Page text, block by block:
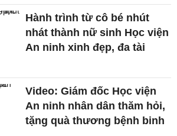
Hành trình từ cô bé nhút
nhát thành nữ sinh Học viện
An ninh xinh đẹp, đa tài
Video: Giám đốc Học viện
An ninh nhân dân thăm hỏi,
tặng quà thương bệnh binh